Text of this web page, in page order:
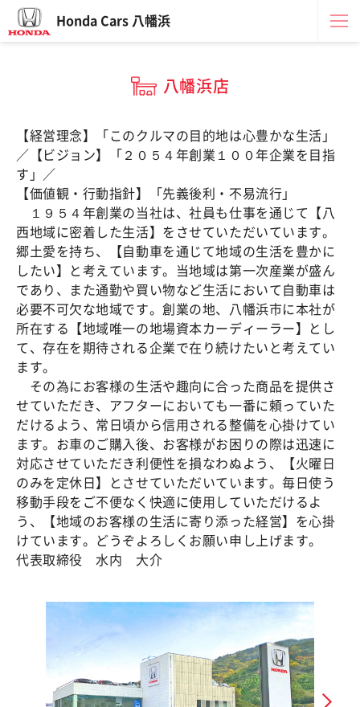
Honda Cars 八幡浜
八幡浜店
【経営理念】「このクルマの目的地は心豊かな生活」
／【ビジョン】「２０５４年創業１００年企業を目指
す」／
【価値観・行動指針】「先義後利・不易流行」
１９５４年創業の当社は、社員も仕事を通じて【八
西地域に密着した生活】をさせていただいています。
郷土愛を持ち、【自動車を通じて地域の生活を豊かに
したい】と考えています。当地域は第一次産業が盛ん
であり、また通勤や買い物など生活において自動車は
必要不可欠な地域です。創業の地、八幡浜市に本社が
所在する【地域唯一の地場資本カーディーラー】とし
て、存在を期待される企業で在り続けたいと考えてい
ます。
その為にお客様の生活や趣向に合った商品を提供さ
せていただき、アフターにおいても一番に頼っていた
だけるよう、常日頃から信用される整備を心掛けてい
ます。お車のご購入後、お客様がお困りの際は迅速に
対応させていただき利便性を損なわぬよう、【火曜日
のみを定休日】とさせていただいています。毎日使う
移動手段をご不便なく快適に使用していただけるよ
う、【地域のお客様の生活に寄り添った経営】を心掛
けています。どうぞよろしくお願い申し上げます。
代表取締役 水内 大介